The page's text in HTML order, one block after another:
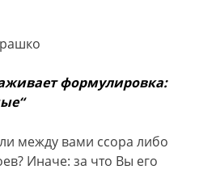
формулировка:
между вами ссора либо
Иначе: за что Вы его